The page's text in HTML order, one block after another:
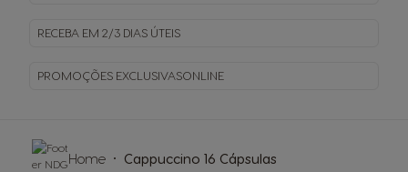
RECEBA EM 2/3 DIAS ÚTEIS
PROMOÇÕES EXCLUSIVASONLINE
Home Cappuccino 16 Cápsulas